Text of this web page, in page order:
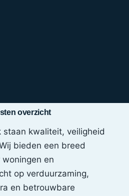
overzicht
staan kwaliteit, veiligheid
bieden een breed
en
op verduurzaming,
en betrouwbare